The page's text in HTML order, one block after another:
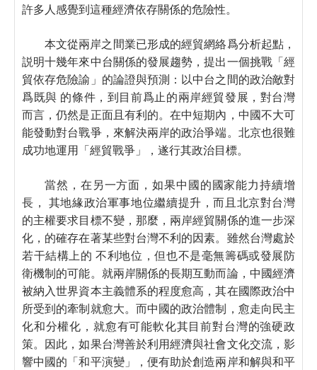
許多人感覺到這種經濟依存關係的危險性。
本文從兩岸之間業已形成的經貿網絡爲分析起點，
説明十幾年來中台關係的發展趨勢，提出一個挑戰「經
貿依存危險諭」的論證與預測：以中台之間的政治敵對
爲既與 的條件，到目前爲止的兩岸經貿發展，對台灣
而言，仍然是正面且有利的。在中短期內，中國不大可
能發動對台戰爭，來解決兩岸的政治爭端。北京也很難
成功地運用「經貿戰爭」，遂行其政治目標。
當然，在另一方面，如果中國的國家能力持續增
長， 其地緣政治軍事地位繼續提升，而且北京對台灣
的主權要求目標不變，那麼，兩岸經貿關係的進一步深
化，的確存在著某些對台灣不利的因素。雖然台灣處於
若干結構上的 不利地位，但也不是毫無籌碼或發展防
衛機制的可能。就兩岸關係的長期互動而論，中國經濟
被納入世界資本主義體系的程度愈高，其在國際政治中
所受到的牽制就愈大。而中國的政治體制，愈走向民主
化和分權化，就愈有可能軟化其目前對台灣的強硬政
策。因此，如果台灣善於利用經濟與社會文化交流，影
響中國的「和平演變」，便有助於創造兩岸和解與和平